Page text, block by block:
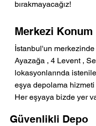
bırakmayacağız!
Merkezi Konum
İstanbul'un
Ayazağa , 4 Levent ,
lokasyonlarında
eşya depolama
Her eşyaya bizde yer
Güvenlikli Depo